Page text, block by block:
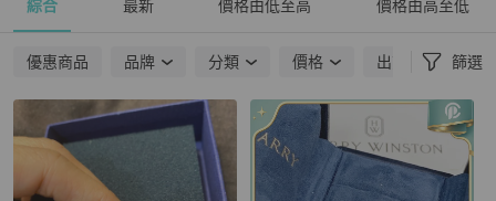
綜合 最新 價格由低至高 價格由高至低
優惠商品 品牌 分類 價格 出貨地點 篩選